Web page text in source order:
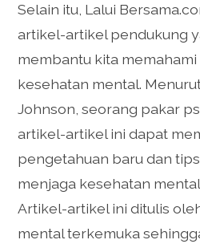
Selain itu, Lalui
artikel-artikel pendukung
membantu kita
kesehatan mental.
Johnson, seorang pakar
artikel-artikel ini dapat
pengetahuan baru dan
menjaga kesehatan
Artikel-artikel ini ditulis
mental terkemuka